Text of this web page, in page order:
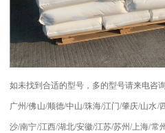
如未找到合适的型号，多的型号请来电咨询
广州/佛山/顺德/中山/珠海/江门/肇庆/山水/
沙/南宁/江西/湖北/安徽/江苏/苏州/上海/常州